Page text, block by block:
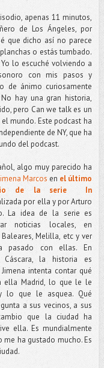
apenas 11 minutos,
de Los Ángeles, por
que dicho así no parece
o estás tumbado.
lo escuché volviendo a
con mis pasos y
de ánimo curiosamente
hay una gran historia,
pero Can we talk es un
mundo. Este podcast ha
de NY, que ha
del podcast.
algo muy parecido ha
Marcos en el último
de la serie In
por ella y por Arturo
La idea de la serie es
noticias locales, en
Baleares, Melilla, etc y ver
pasado con ellas. En
Cáscara, la historia es
Jimena intenta contar qué
ella Madrid, lo que le le
lo que le asquea. Qué
a sus vecinos, a sus
que la ciudad ha
ella. Es mundialmente
ha gustado mucho. Es